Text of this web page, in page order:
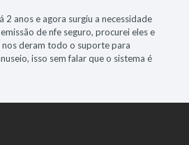
2 anos e agora surgiu a necessidade
de nfe seguro, procurei eles e
deram todo o suporte para
isso sem falar que o sistema é